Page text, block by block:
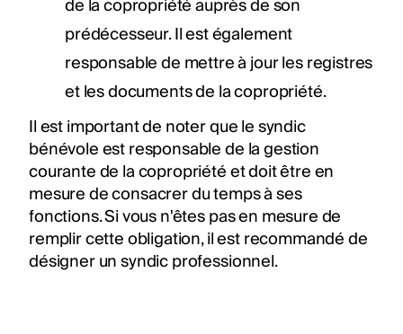
de la copropriété auprès de son
prédécesseur. Il est également
responsable de mettre à jour les registres
et les documents de la copropriété.
Il est important de noter que le syndic
bénévole est responsable de la gestion
courante de la copropriété et doit être en
mesure de consacrer du temps à ses
fonctions. Si vous n'êtes pas en mesure de
remplir cette obligation, il est recommandé de
désigner un syndic professionnel.